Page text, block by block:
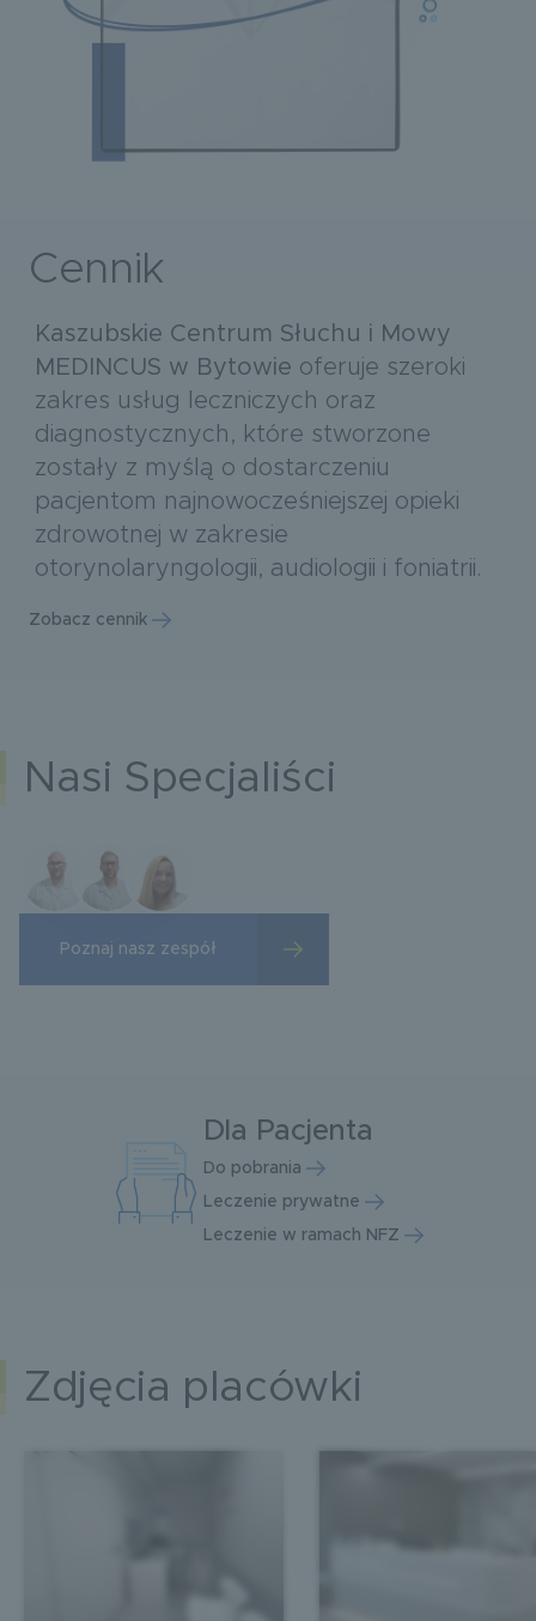
Cennik
Kaszubskie Centrum Słuchu i Mowy
MEDINCUS w Bytowie oferuje szeroki
zakres usług leczniczych oraz
diagnostycznych, które stworzone
zostały z myślą o dostarczeniu
pacjentom najnowocześniejszej opieki
zdrowotnej w zakresie
otorynolaryngologii, audiologii i foniatrii.
Zobacz cennik
Nasi Specjaliści
Poznaj nasz zespół
Dla Pacjenta
Do pobrania
Leczenie prywatne
Leczenie w ramach NFZ
Zdjęcia placówki